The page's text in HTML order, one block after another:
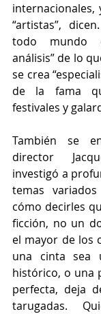
“artistas”,
todo mundo
análisis” de lo
se crea
de la fama
festivales y
También se
director
investigó a
temas
cómo decirles
ficción, no un
el mayor de los
una cinta sea
histórico, o una
perfecta, deja
tarugadas.